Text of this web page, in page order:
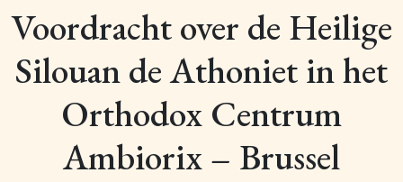
Voordracht over de Heilige
Silouan de Athoniet in het
Orthodox Centrum
Ambiorix – Brussel